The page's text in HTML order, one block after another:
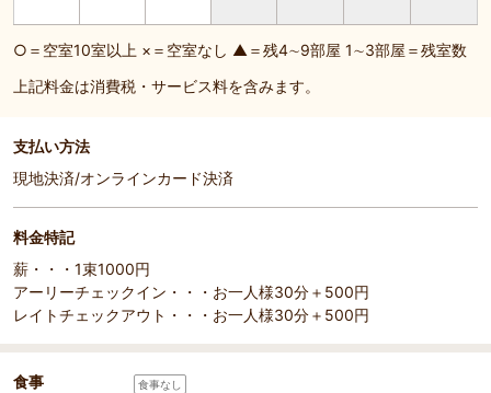
○＝空室10室以上 ×＝空室なし ▲＝残4∼9部屋 1∼3部屋＝残室数
上記料金は消費税・サービス料を含みます。
支払い方法
現地決済/オンラインカード決済
料金特記
薪・・・1束1000円
アーリーチェックイン・・・お一人様30分＋500円
レイトチェックアウト・・・お一人様30分＋500円
食事 食事なし